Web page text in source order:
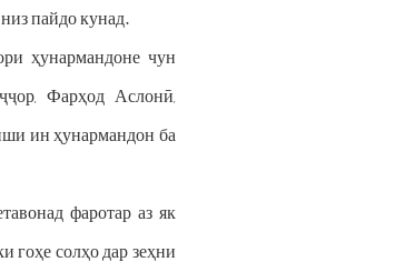
пайдо кунад.
ҳунармандоне чун
Фарҳод Аслонӣ,
ин ҳунармандон ба
фаротар аз як
гоҳе солҳо дар зеҳни